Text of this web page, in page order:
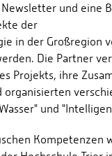
und eine
der
in der Großregion
Die Partner
Projekts, ihre
und
Kompetenzen